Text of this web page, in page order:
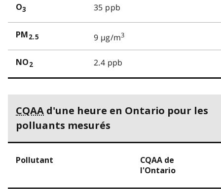
O3 35 ppb
PM 2.5 9 µg/m3
NO 2 2.4 ppb
CQAA d'une heure en Ontario pour les
polluants mesurés
Pollutant
CQAA de
l'Ontario